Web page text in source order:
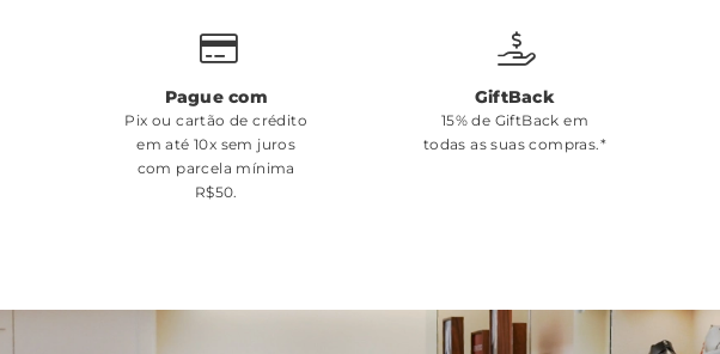
Pague com
Pix ou cartão de crédito
em até 10x sem juros
com parcela mínima
R$50.
GiftBack
15% de GiftBack em
todas as suas compras.*